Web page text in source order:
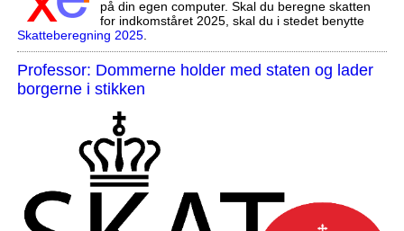
på din egen computer. Skal du beregne skatten
for indkomståret 2025, skal du i stedet benytte
Skatteberegning 2025.
Professor: Dommerne holder med staten og lader
borgerne i stikken